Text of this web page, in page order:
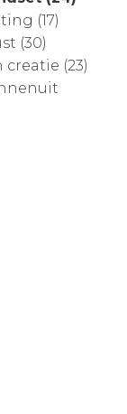
(17)
(30)
(23)